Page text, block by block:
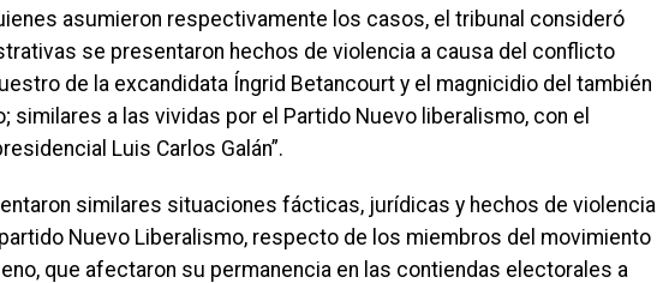
asumieron respectivamente los casos, el tribunal consideró
se presentaron hechos de violencia a causa del conflicto
de la excandidata Íngrid Betancourt y el magnicidio del también
similares a las vividas por el Partido Nuevo liberalismo, con el
Luis Carlos Galán”.
similares situaciones fácticas, jurídicas y hechos de violencia
Nuevo Liberalismo, respecto de los miembros del movimiento
que afectaron su permanencia en las contiendas electorales a